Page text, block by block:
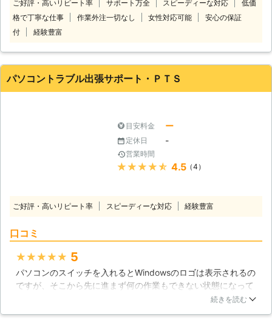
います。パソコンの故障箇所は自分で
判断することは難しいです。まずはプ
れば、遠隔操作で簡単な設定や使い方
しいだけなんだけど」というときに
は、気軽に依頼できるのでおすすめで
す。パソコンのことで分からないこと
があれば、まずは当店まで。ご連絡お
すめ 故障やウイルスの感染などのト
を再生サービスで生き返らせられま
ソコンの状態に合わせて、カスタマイ
ズ。「作業がサクサク進められな
い！」というお悩みを持つ方も、お気
軽にご相談くださいませ。
のでぜひお気軽にご連絡ください。
パソコンの動きが遅いとストレスを感
勝手に電源が落ちたりするなどトラブ
なる前に早めに対処することをおすす
めします。 ご自身で解決できそうに
ださい。当社にご連絡頂ければお客様
せていただきます。どんなパソコンメ
ーカーでも対応可能なのでお悩み事が
あればなんでもご相談お待ちしており
ご好評・高いリピート率 サポート万全 スピーディーな対応
低価
格で丁寧な仕事
作業外注一切なし 女性対応可能
安心の保証
付
経験豊富
パソコントラブル出張サポート・ＰＴＳ
目安料金 ー
定休日 -
営業時間
★★★★★ 4.5（4）
ご好評・高いリピート率 スピーディーな対応 経験豊富
口コミ
★★★★★ 5
パソコンのスイッチを入れるとWindowsのロゴは表示されるの
ですが、そこから先に進まず何の作業もできない状態になって
しまったためパソコントラブル出張サポート・PTSを利用した
続きを読む